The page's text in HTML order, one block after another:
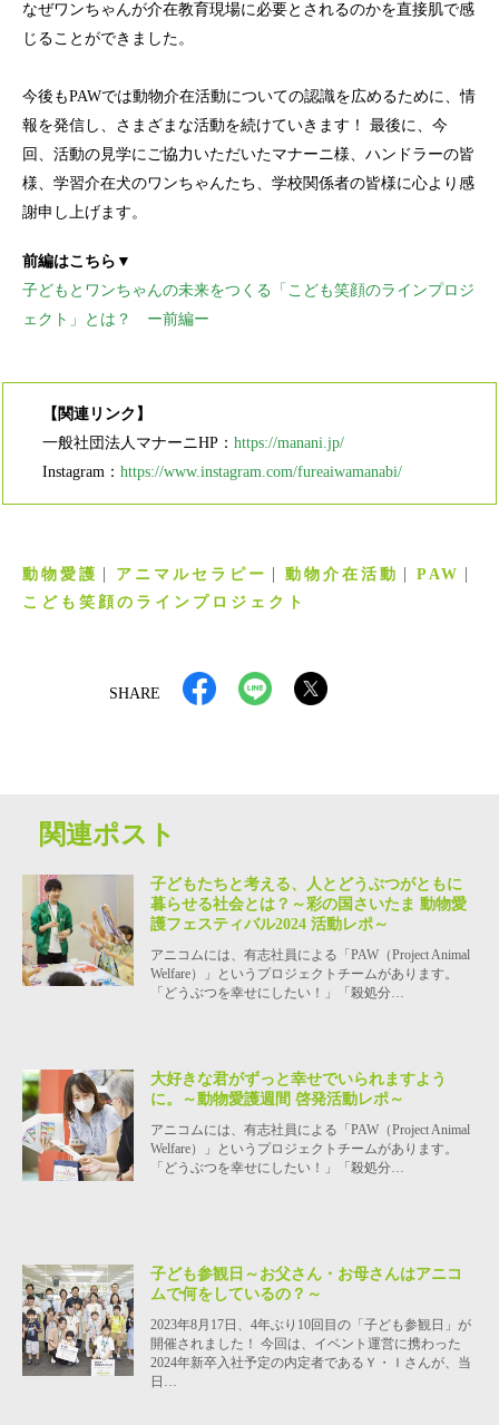
なぜワンちゃんが介在教育現場に必要とされるのかを直接肌で感
じることができました。
今後もPAWでは動物介在活動についての認識を広めるために、情
報を発信し、さまざまな活動を続けていきます！ 最後に、今
回、活動の見学にご協力いただいたマナーニ様、ハンドラーの皆
様、学習介在犬のワンちゃんたち、学校関係者の皆様に心より感
謝申し上げます。
前編はこちら▼
子どもとワンちゃんの未来をつくる「こども笑顔のラインプロジ
ェクト」とは？ ー前編ー
【関連リンク】
一般社団法人マナーニHP： https://manani.jp/
Instagram： https://www.instagram.com/fureaiwamanabi/
動物愛護 アニマルセラピー 動物介在活動
PAW
こども笑顔のラインプロジェクト
SHARE
関連ポスト
子どもたちと考える、人とどうぶつがともに
暮らせる社会とは？～彩の国さいたま 動物愛
護フェスティバル2024 活動レポ～
アニコムには、有志社員による「PAW（Project Animal
Welfare）」というプロジェクトチームがあります。
「どうぶつを幸せにしたい！」「殺処分…
大好きな君がずっと幸せでいられますよう
に。～動物愛護週間 啓発活動レポ～
アニコムには、有志社員による「PAW（Project Animal
Welfare）」というプロジェクトチームがあります。
「どうぶつを幸せにしたい！」「殺処分…
子ども参観日～お父さん・お母さんはアニコ
ムで何をしているの？～
2023年8月17日、4年ぶり10回目の「子ども参観日」が
開催されました！ 今回は、イベント運営に携わった
2024年新卒入社予定の内定者であるＹ・Ｉさんが、当
日…